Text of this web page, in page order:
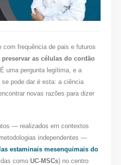
com frequência de pais e futuros
preservar as células do cordão
É uma pergunta legítima, e a
pode dar é esta: a ciência
novas razões para dizer
— realizados em contextos
independentes —
estaminais mesenquimais do
comoUC-MSCs) no centro